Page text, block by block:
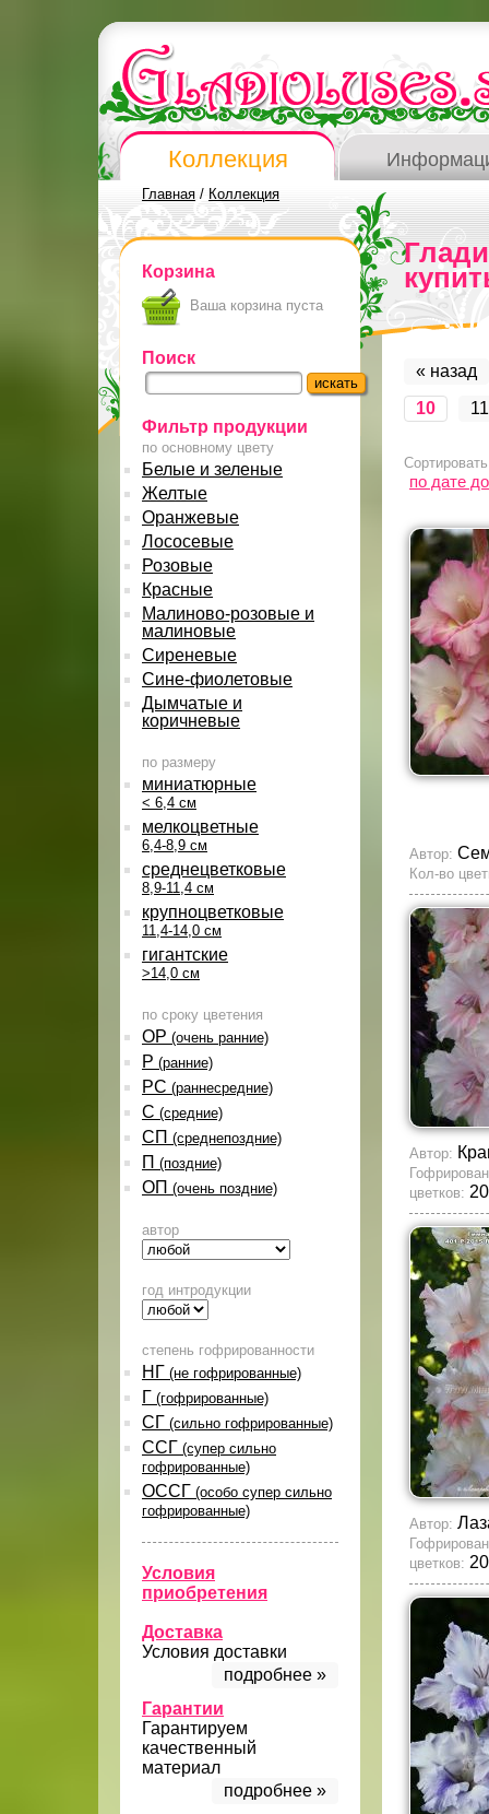
Коллекция
Главная / Коллекция
Корзина
Ваша корзина пуста
Поиск
Фильтр продукции
по основному цвету
Белые и зеленые
Желтые
Оранжевые
Лососевые
Розовые
Красные
Малиново-розовые и
малиновые
Сиреневые
Сине-фиолетовые
Дымчатые и
коричневые
по размеру
миниатюрные
< 6,4 см
мелкоцветные
6,4-8,9 см
среднецветковые
8,9-11,4 см
крупноцветковые
11,4-14,0 см
гигантские
>14,0 см
по сроку цветения
ОР (очень ранние)
Р (ранние)
РС (раннесредние)
С (средние)
СП (среднепоздние)
П (поздние)
ОП (очень поздние)
автор
год интродукции
степень гофрированности
НГ (не гофрированные)
Г (гофрированные)
СГ (сильно гофрированные)
ССГ (супер сильно
гофрированные)
ОССГ (особо супер сильно
гофрированные)
Условия
приобретения
Доставка
Условия доставки
подробнее »
Гарантии
Гарантируем
качественный
материал
подробнее »
« назад
10
11
по дате
Автор:
Кол-во
Автор:
цветков:
Автор:
цветков: